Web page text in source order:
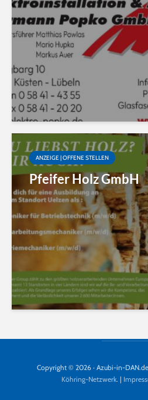
ANZEIGE | OFFENE STELLEN
Pfeifer Holz GmbH
Copyright © 2026 · Azubi-in-
Köhring-Netzwerk. |